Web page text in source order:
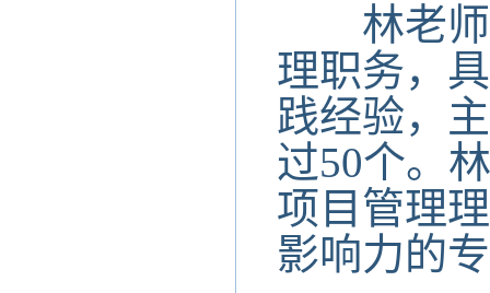
林老师
理职务，
践经验，
过50个。
项目管理
影响力的